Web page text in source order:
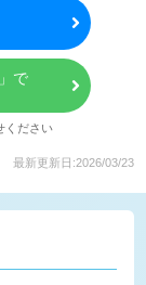
で
ください
最新更新日:2026/03/23